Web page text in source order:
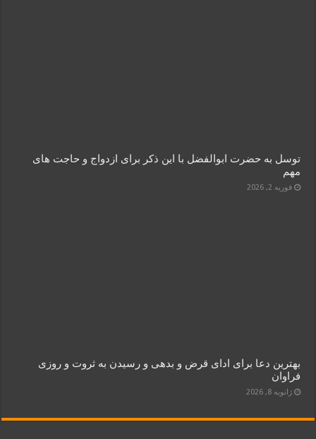
توسل به حضرت ابوالفضل با این ذکر برای ازدواج و حاجت‌ های
مهم
فوریه 2, 2026
بهترین دعا برای ادای قرض و بدهی و رسیدن به ثروت و روزی
فراوان
ژانویه 8, 2026